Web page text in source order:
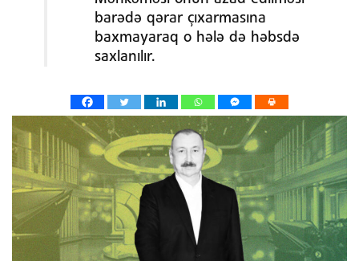
barədə qərar çıxarmasına
baxmayaraq o hələ də həbsdə
saxlanılır.